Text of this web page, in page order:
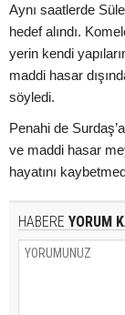
Aynı saatlerde
hedef alındı.
yerin kendi
maddi hasar
söyledi.
Penahi de
ve maddi hasar
hayatını
HABERE YORUM